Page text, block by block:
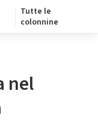
Tutte le
colonnine
nel